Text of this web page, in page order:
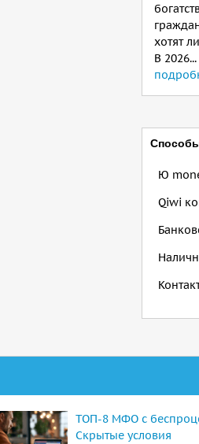
хотят
В 2026...
Ю
Qiwi
ТОП-8 МФО с
Скрытые условия